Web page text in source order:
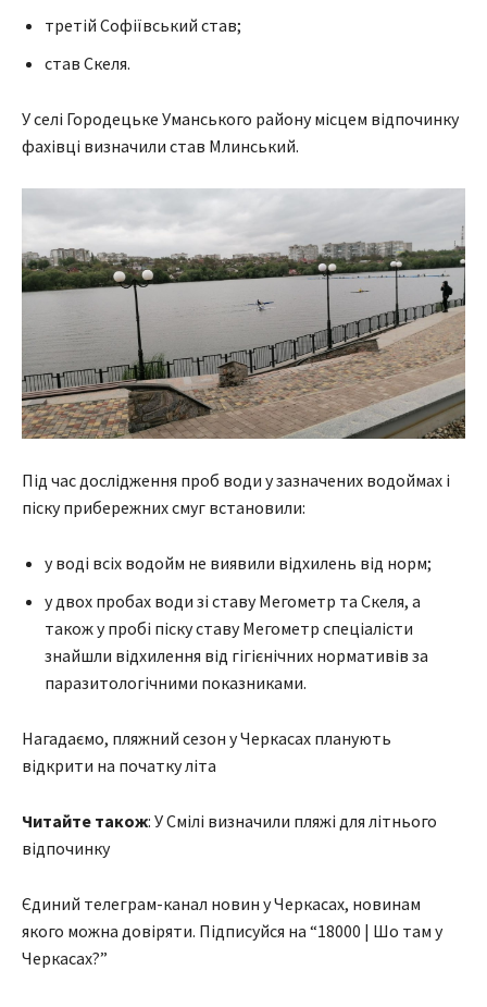
третій Софіївський став;
став Скеля.
У селі Городецьке Уманського району місцем відпочинку
фахівці визначили став Млинський.
Під час дослідження проб води у зазначених водоймах і
піску прибережних смуг встановили:
у воді всіх водойм не виявили відхилень від норм;
у двох пробах води зі ставу Мегометр та Скеля, а
також у пробі піску ставу Мегометр спеціалісти
знайшли відхилення від гігієнічних нормативів за
паразитологічними показниками.
Нагадаємо, пляжний сезон у Черкасах планують
відкрити на початку літа
Читайте також: У Смілі визначили пляжі для літнього
відпочинку
Єдиний телеграм-канал новин у Черкасах, новинам
якого можна довіряти. Підписуйся на “18000 | Шо там у
Черкасах?”